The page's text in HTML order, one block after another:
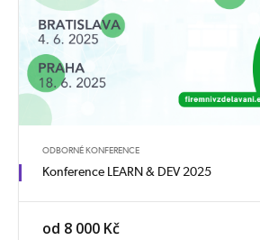
ODBORNÉ KONFERENCE
Konference LEARN & DEV 2025
od 8 000 Kč